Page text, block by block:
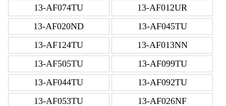
13-AF074TU
13-AF012UR
13-AF020ND
13-AF045TU
13-AF124TU
13-AF013NN
13-AF505TU
13-AF099TU
13-AF044TU
13-AF092TU
13-AF053TU
13-AF026NF